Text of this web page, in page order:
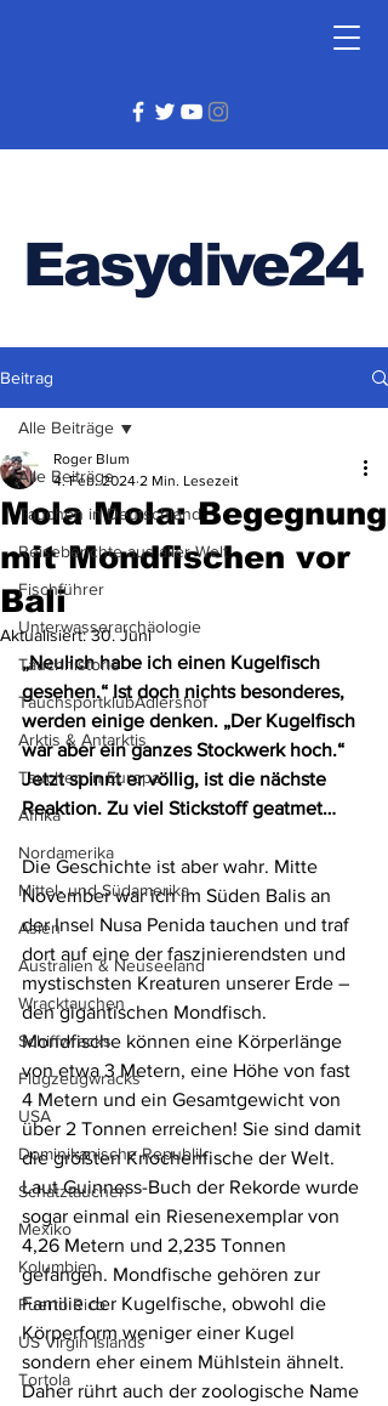
Easydive24
Beitrag
Alle Beiträge
Tauchen in Deutschland
Reiseberichte aus aller Welt
Fischführer
Unterwasserarchäologie
Tauchhistorie
TauchsportklubAdlershof
Arktis & Antarktis
Tauchen in Europa
Afrika
Nordamerika
Mittel- und Südamerika
Asien
Australien & Neuseeland
Wracktauchen
Schiffwracks
Flugzeugwracks
USA
Dominikanische Republik
Schatztauchen
Mexiko
Kolumbien
Puerto Rico
US Virgin Islands
Tortola
Alle Beiträge
Mola Mola: Begegnung
mit Mondfischen vor
Bali
Roger Blum
4. Feb. 2024 2 Min. Lesezeit
Aktualisiert:30. Juni
„Neulich habe ich einen Kugelfisch
gesehen.“ Ist doch nichts besonderes,
werden einige denken. „Der Kugelfisch
war aber ein ganzes Stockwerk hoch.“
Jetzt spinnt er völlig, ist die nächste
Reaktion. Zu viel Stickstoff geatmet…
Die Geschichte ist aber wahr. Mitte
November war ich im Süden Balis an
der Insel Nusa Penida tauchen und traf
dort auf eine der faszinierendsten und
mystischsten Kreaturen unserer Erde –
den gigantischen Mondfisch.
Mondfische können eine Körperlänge
von etwa 3 Metern, eine Höhe von fast
4 Metern und ein Gesamtgewicht von
über 2 Tonnen erreichen! Sie sind damit
die größten Knochenfische der Welt.
Laut Guinness-Buch der Rekorde wurde
sogar einmal ein Riesenexemplar von
4,26 Metern und 2,235 Tonnen
gefangen. Mondfische gehören zur
Familie der Kugelfische, obwohl die
Körperform weniger einer Kugel
sondern eher einem Mühlstein ähnelt.
Daher rührt auch der zoologische Name